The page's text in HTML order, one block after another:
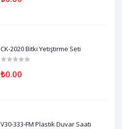
CK-2020 Bitki Yetiştirme Seti
₺0.00
V30-333-FM Plastik Duvar Saati